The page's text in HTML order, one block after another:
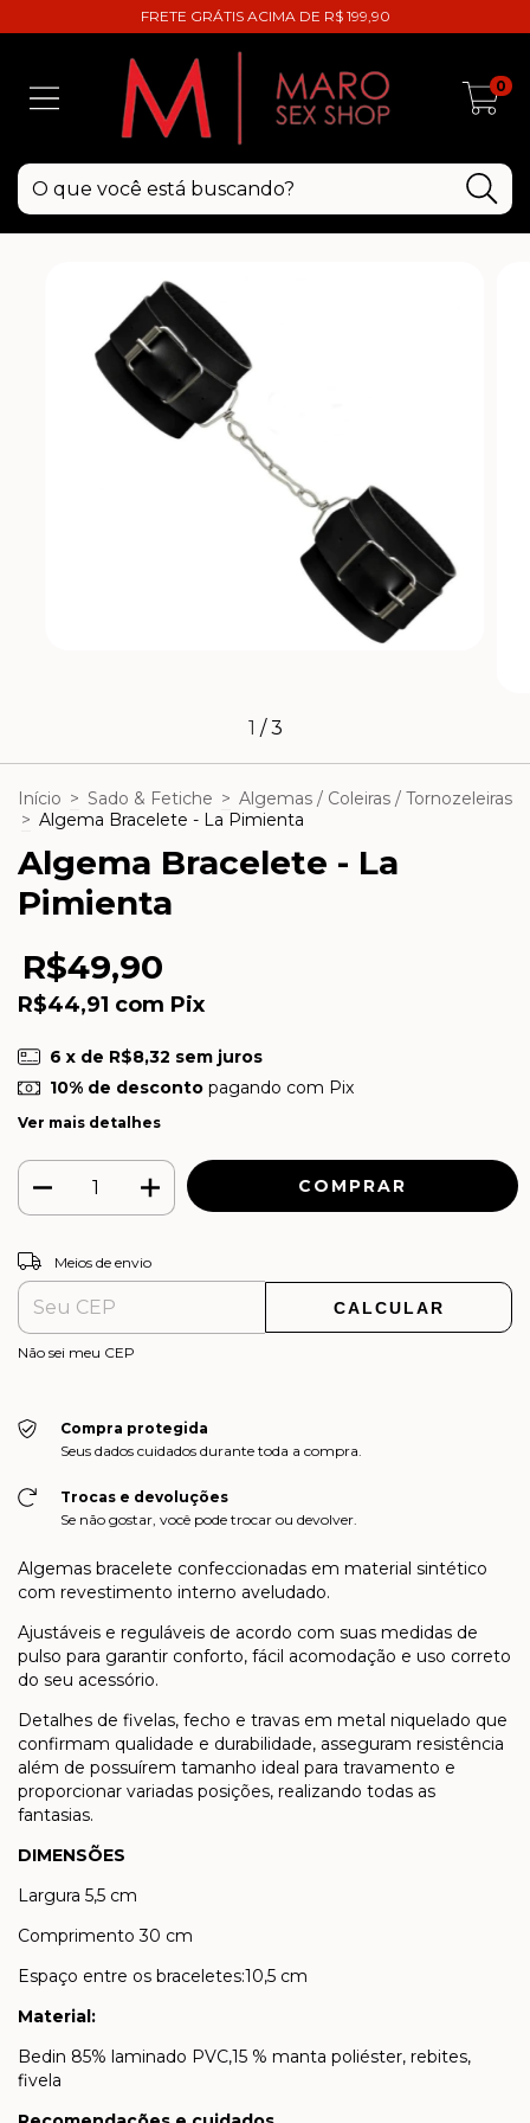
FRETE GRÁTIS ACIMA DE R$ 199,90
0
1 /3
Início > Sado & Fetiche > Algemas / Coleiras / Tornozeleiras
> Algema Bracelete - La Pimienta
Algema Bracelete - La
Pimienta
R$49,90
R$44,91 com Pix
6 x de R$8,32 sem juros
10% de descontopagando com Pix
Ver mais detalhes
Entregas para o CEP:
Meios de envio
CALCULAR
Não sei meu CEP
Compra protegida
Seus dados cuidados durante toda a compra.
Trocas e devoluções
Se não gostar, você pode trocar ou devolver.
Algemas bracelete confeccionadas em material sintético
com revestimento interno aveludado.
Ajustáveis e reguláveis de acordo com suas medidas de
pulso para garantir conforto, fácil acomodação e uso correto
do seu acessório.
Detalhes de fivelas, fecho e travas em metal niquelado que
confirmam qualidade e durabilidade, asseguram resistência
além de possuírem tamanho ideal para travamento e
proporcionar variadas posições, realizando todas as
fantasias.
DIMENSÕES
Largura 5,5 cm
Comprimento 30 cm
Espaço entre os braceletes:10,5 cm
Material:
Bedin 85% laminado PVC,15 % manta poliéster, rebites,
fivela